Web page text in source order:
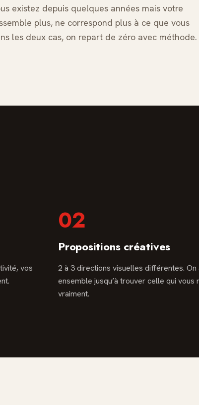
existez depuis quelques années mais votre
plus, ne correspond plus à ce que vous
les deux cas, on repart de zéro avec méthode.
vos
02
Propositions créatives
2 à 3 directions visuelles différentes. On
ensemble jusqu’à trouver celle qui vous
vraiment.